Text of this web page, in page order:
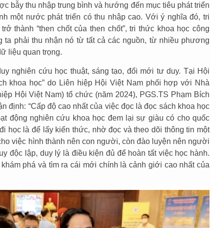
bẫy thu nhập trung bình và hướng đến mục tiêu phát triển
một nước phát triển có thu nhập cao. Với ý nghĩa đó, tri
thành “then chốt của then chốt”, tri thức khoa học công
ta phải thu nhận nó từ tất cả các nguồn, từ nhiều phương
liệu quan trọng.
nghiên cứu học thuật, sáng tạo, đổi mới tư duy. Tại Hội
khoa học” do Liên hiệp Hội Việt Nam phối hợp với Nhà
Hội Việt Nam) tổ chức (năm 2024), PGS.TS Phạm Bích
định: “Cấp độ cao nhất của việc đọc là đọc sách khoa học
động nghiên cứu khoa học đem lại sự giàu có cho quốc
học là để lấy kiến thức, nhờ đọc và theo dõi thông tin một
việc hình thành nên con người, còn đào luyện nên người
độc lập, duy lý là điều kiện đủ để hoàn tất việc học hành.
phá và tìm ra cái mới chính là cảnh giới cao nhất của